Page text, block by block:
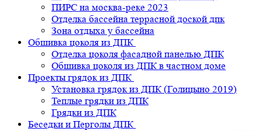
ПИРС на москва-реке 2023
Отделка бассейна террасной доской дпк
Зона отдыха у бассейна
Обшивка цоколя из ДПК
Отделка цоколя фасадной панелью ДПК
Обшивка цоколя из ДПК в частном доме
Проекты грядок из ДПК
Установка грядок из ДПК (Голицыно 2019)
Теплые грядки из ДПК
Грядки из ДПК
Беседки и Перголы ДПК